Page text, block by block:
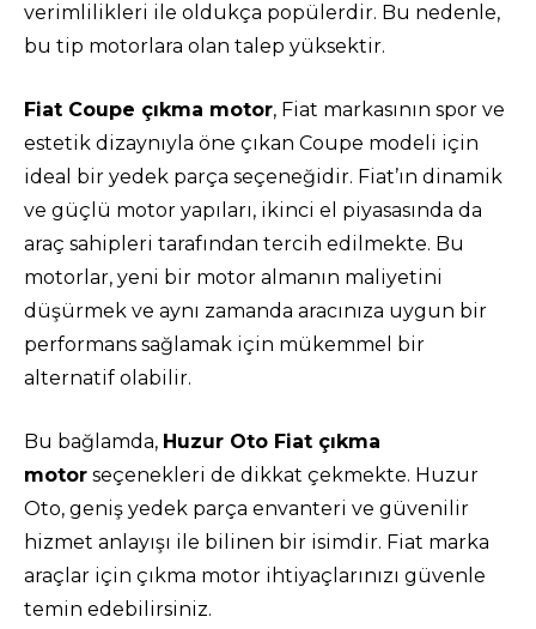
verimlilikleri ile oldukça popülerdir. Bu nedenle,
bu tip motorlara olan talep yüksektir.
Fiat Coupe çıkma motor, Fiat markasının spor ve
estetik dizaynıyla öne çıkan Coupe modeli için
ideal bir yedek parça seçeneğidir. Fiat’ın dinamik
ve güçlü motor yapıları, ikinci el piyasasında da
araç sahipleri tarafından tercih edilmekte. Bu
motorlar, yeni bir motor almanın maliyetini
düşürmek ve aynı zamanda aracınıza uygun bir
performans sağlamak için mükemmel bir
alternatif olabilir.
Bu bağlamda, Huzur Oto Fiat çıkma
motor seçenekleri de dikkat çekmekte. Huzur
Oto, geniş yedek parça envanteri ve güvenilir
hizmet anlayışı ile bilinen bir isimdir. Fiat marka
araçlar için çıkma motor ihtiyaçlarınızı güvenle
temin edebilirsiniz.